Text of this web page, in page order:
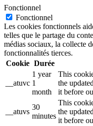
Fonctionnel
Fonctionnel
Les cookies fonctionnels
telles que le partage du
médias sociaux, la collecte
fonctionnalités tierces.
Cookie Durée
__atuvc
1 year
1
month
This
the
it before
__atuvs
30
minutes
This
the
it before